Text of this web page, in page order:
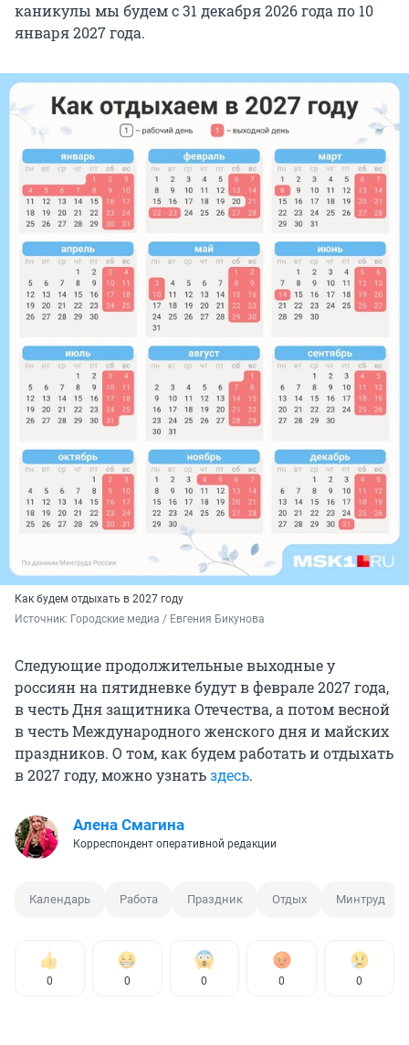
каникулы мы будем с 31 декабря 2026 года по 10
января 2027 года.
Как будем отдыхать в 2027 году
Источник: Городские медиа / Евгения Бикунова
Следующие продолжительные выходные у
россиян на пятидневке будут в феврале 2027 года,
в честь Дня защитника Отечества, а потом весной
в честь Международного женского дня и майских
праздников. О том, как будем работать и отдыхать
в 2027 году, можно узнатьздесь.
Алена Смагина
Корреспондент оперативной редакции
Календарь Работа Праздник Отдых Минтруд
0 0 0 0 0